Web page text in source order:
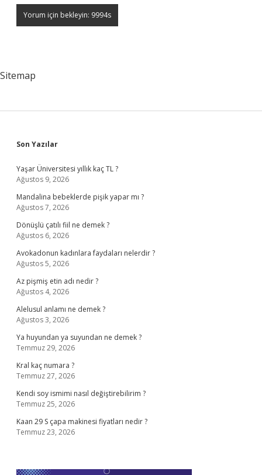
Sitemap
Sidebar
Son Yazılar
Yaşar Üniversitesi yıllık kaç TL ?
Ağustos 9, 2026
Mandalina bebeklerde pişik yapar mı ?
Ağustos 7, 2026
Dönüşlü çatılı fiil ne demek ?
Ağustos 6, 2026
Avokadonun kadınlara faydaları nelerdir ?
Ağustos 5, 2026
Az pişmiş etin adı nedir ?
Ağustos 4, 2026
Alelusul anlamı ne demek ?
Ağustos 3, 2026
Ya huyundan ya suyundan ne demek ?
Temmuz 29, 2026
Kral kaç numara ?
Temmuz 27, 2026
Kendi soy ismimi nasıl değiştirebilirim ?
Temmuz 25, 2026
Kaan 29 S çapa makinesi fiyatları nedir ?
Temmuz 23, 2026